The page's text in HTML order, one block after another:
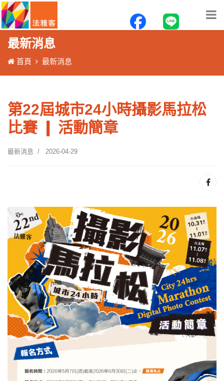
最新消息
首頁 最新消息
第22屆城市24小時攝影馬拉松
比賽 ❙ 活動簡章
最新消息 2026-04-29